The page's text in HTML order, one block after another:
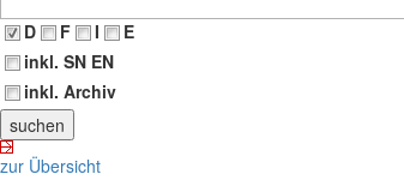
D
F I
E
inkl. SN EN
inkl. Archiv
zur Übersicht